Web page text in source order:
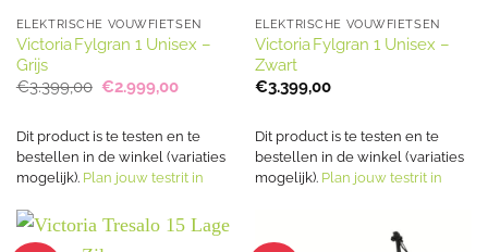
ELEKTRISCHE VOUWFIETSEN
Victoria Fylgran 1 Unisex –
Grijs
€3.399,00 Oorspronkelijke
prijs
€3.399,00.
€2.999,00Huidige
€2.999,00.
Dit product is te testen en te
bestellen in de winkel (variaties
mogelijk). Plan jouw testrit in
ELEKTRISCHE VOUWFIETSEN
Victoria Fylgran 1 Unisex –
Zwart
€3.399,00
Dit product is te testen en te
bestellen in de winkel (variaties
mogelijk). Plan jouw testrit in